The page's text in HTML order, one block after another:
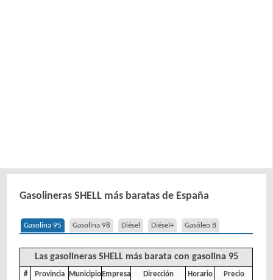
Gasolineras SHELL más baratas de España
Gasolina 95 Gasolina 98 Diésel Diésel+ Gasóleo B
Las gasolineras SHELL más barata con gasolina 95
# Provincia Municipio Empresa Dirección Horario Precio